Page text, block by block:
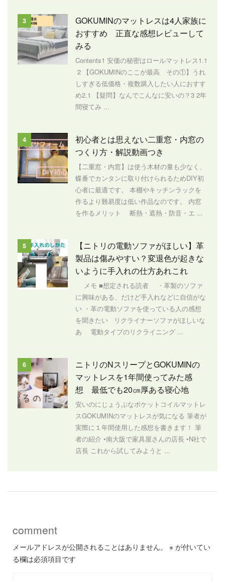
3
GOKUMINのマットレスは4人家族に
おすすめ 正直な感想レビューして
みる
Contents1 安価の秘密はロールマットレス1.1
2 【GOKUMINのここが最高 その①】うれ
しすぎる低価格・複数購入したい人におすす
め2.1 【疑問】なんでこんなに安いの？3 2年
間寝てみ ...
4
初心者とは思えない二重窓・内窓の
つくり方・解説動画つき
【二重窓・内窓】は使う木材の量も少なく、
蝶番でカンタンに取り付けられるためDIY初
心者に最適です。 本棚やキッチンラックを
作るより難易度は低い作品なのです。 内窓
を作るメリット 断熱・遮熱・防音・エ ...
5
【ニトリの電動ソファがほしい】革
製品は傷みやすい？変退色が起きな
いように手入れの仕方あれこれ
メモ ■想定される読者 ・革製のソファ
に興味がある、だけど手入れなどに自信がな
い ・革の電動ソファを使っている人の感想
を聞きたい リクライナーソファがほしいな
あ 電動タイプのリクライニング ...
6
ニトリのNスリープとGOKUMINの
マットレスを1年間使ってみた感
想 最低でも20㎝厚ある寝心地
安いのにじょうぶなポケットコイルマットレ
スGOKUMINのマットレスが気になる 筆者が
実際に１年間使用した感想を書きます！ 筆
者の紹介 •南大阪で家具屋さんの店長 •N社で
店長 これから試してみようと ...
comment
メールアドレスが公開されることはありません。 ※ が付いてい
る欄は必須項目です